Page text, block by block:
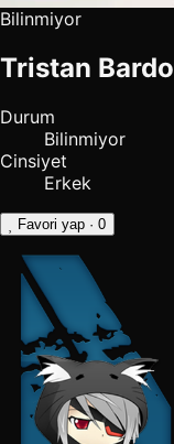
Bilinmiyor
Tristan
Durum
Bilinmiyor
Cinsiyet
Erkek
Favori yap · 0